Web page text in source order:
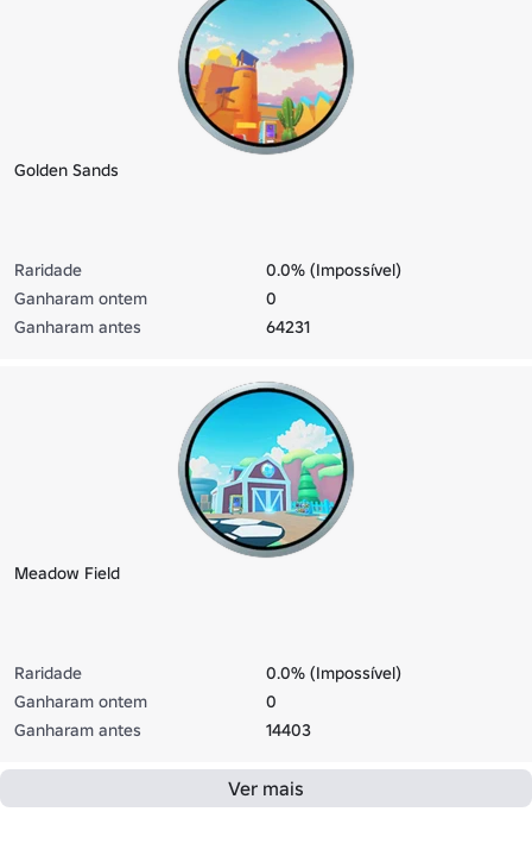
Golden Sands
Raridade
0.0% (Impossível)
Ganharam ontem
0
Ganharam antes
64231
Meadow Field
Raridade
0.0% (Impossível)
Ganharam ontem
0
Ganharam antes
14403
Ver mais